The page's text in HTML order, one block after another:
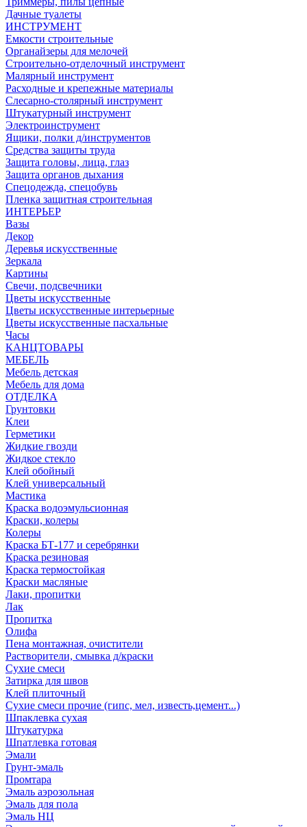
Дачные туалеты
ИНСТРУМЕНТ
Емкости строительные
Органайзеры для мелочей
Строительно-отделочный инструмент
Малярный инструмент
Расходные и крепежные материалы
Слесарно-столярный инструмент
Штукатурный инструмент
Электроинструмент
Ящики, полки д/инструментов
Средства защиты труда
Защита головы, лица, глаз
Защита органов дыхания
Спецодежда, спецобувь
Пленка защитная строительная
ИНТЕРЬЕР
Вазы
Декор
Деревья искусственные
Зеркала
Картины
Свечи, подсвечники
Цветы искусственные
Цветы искусственные интерьерные
Цветы искусственные пасхальные
Часы
КАНЦТОВАРЫ
МЕБЕЛЬ
Мебель детская
Мебель для дома
ОТДЕЛКА
Грунтовки
Клеи
Герметики
Жидкие гвозди
Жидкое стекло
Клей обойный
Клей универсальный
Мастика
Краска водоэмульсионная
Краски, колеры
Колеры
Краска БТ-177 и серебрянки
Краска резиновая
Краска термостойкая
Краски масляные
Лаки, пропитки
Лак
Пропитка
Олифа
Пена монтажная, очистители
Растворители, смывка д/краски
Сухие смеси
Затирка для швов
Клей плиточный
Сухие смеси прочие (гипс, мел, известь,цемент...)
Шпаклевка сухая
Штукатурка
Шпатлевка готовая
Эмали
Грунт-эмаль
Промтара
Эмаль аэрозольная
Эмаль для пола
Эмаль НЦ